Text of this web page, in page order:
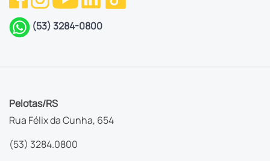
(53) 3284-0800
Pelotas/RS
Rua Félix da Cunha, 654
(53) 3284.0800